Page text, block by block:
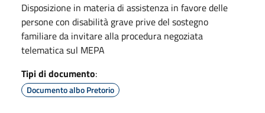
Disposizione in materia di assistenza in favore delle
persone con disabilità grave prive del sostegno
familiare da invitare alla procedura negoziata
telematica sul MEPA
Tipi di documento:
Documento albo Pretorio